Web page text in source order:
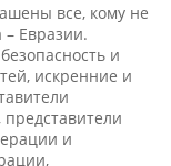
все, кому не
Евразии.
и
искренние и
и